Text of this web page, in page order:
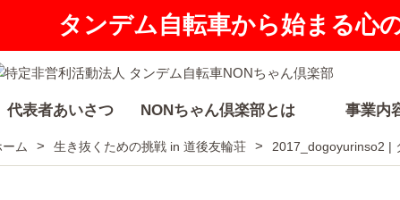
タンデム自転車から始まる心
代表者あいさつ NONちゃん倶楽部とは 事業内
ーム 生き抜くための挑戦 in 道後友輪荘 2017_dogoyurinso2 |